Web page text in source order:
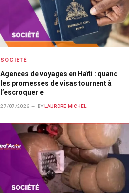
SOCIETÉ
Agences de voyages en Haïti : quand
les promesses de visas tournent à
l’escroquerie
27/07/2026 BY LAURORE MICHEL